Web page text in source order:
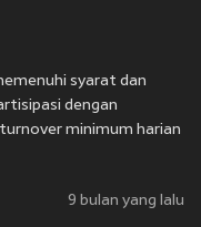
syarat dan
dengan
minimum harian
9 bulan yang lalu